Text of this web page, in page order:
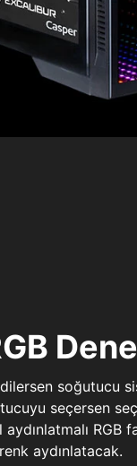
dilersen soğutucu
seçersen
RGB
aydınlatacak.